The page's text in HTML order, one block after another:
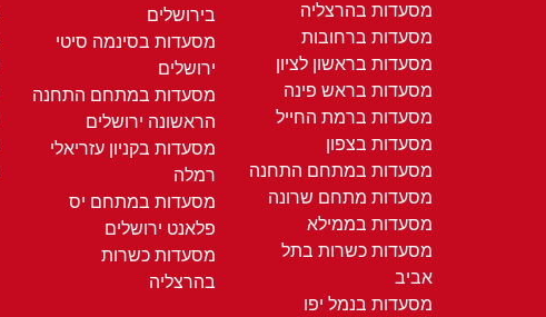
מסעדות בהרצליה
מסעדות ברחובות
מסעדות בראשון לציון
מסעדות בראש פינה
מסעדות ברמת החייל
מסעדות בצפון
מסעדות במתחם התחנה
מסעדות מתחם שרונה
מסעדות בממילא
מסעדות כשרות בתל
אביב
מסעדות בנמל יפו
בירושלים
מסעדות בסינמה סיטי
ירושלים
מסעדות במתחם התחנה
הראשונה ירושלים
מסעדות בקניון עזריאלי
רמלה
מסעדות במתחם יס
פלאנט ירושלים
מסעדות כשרות
בהרצליה